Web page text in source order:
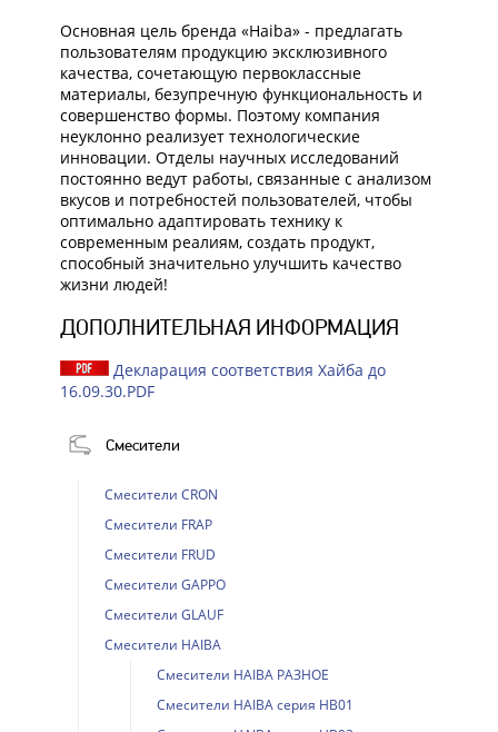
Основная цель бренда «Haiba» - предлагать
пользователям продукцию эксклюзивного
качества, сочетающую первоклассные
материалы, безупречную функциональность и
совершенство формы. Поэтому компания
неуклонно реализует технологические
инновации. Отделы научных исследований
постоянно ведут работы, связанные с анализом
вкусов и потребностей пользователей, чтобы
оптимально адаптировать технику к
современным реалиям, создать продукт,
способный значительно улучшить качество
жизни людей!
ДОПОЛНИТЕЛЬНАЯ ИНФОРМАЦИЯ
Декларация соответствия Хайба до
16.09.30.PDF
Смесители
Смесители CRON
Смесители FRAP
Смесители FRUD
Смесители GAPPO
Смесители GLAUF
Смесители HAIBA
Смесители HAIBA РАЗНОЕ
Смесители HAIBA серия HB01